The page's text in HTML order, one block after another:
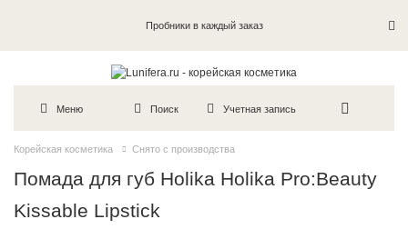
Пробники в каждый заказ
Меню Поиск Учетная запись
Корейская косметика Снято с производства
Помада для губ Holika Holika Pro:Beauty
Kissable Lipstick